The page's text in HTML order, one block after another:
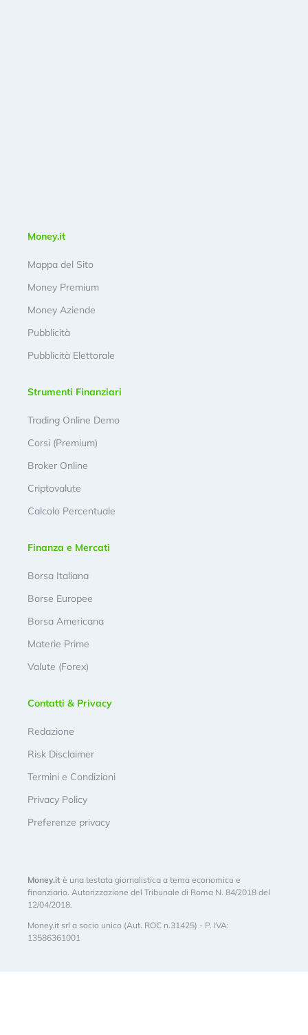
Money.it
Mappa del Sito
Money Premium
Money Aziende
Pubblicità
Pubblicità Elettorale
Strumenti Finanziari
Trading Online Demo
Corsi (Premium)
Broker Online
Criptovalute
Calcolo Percentuale
Finanza e Mercati
Borsa Italiana
Borse Europee
Borsa Americana
Materie Prime
Valute (Forex)
Contatti & Privacy
Redazione
Risk Disclaimer
Termini e Condizioni
Privacy Policy
Preferenze privacy
Money.it è una testata giornalistica a tema economico e
finanziario. Autorizzazione del Tribunale di Roma N. 84/2018 del
12/04/2018.
Money.it srl a socio unico (Aut. ROC n.31425) - P. IVA:
13586361001